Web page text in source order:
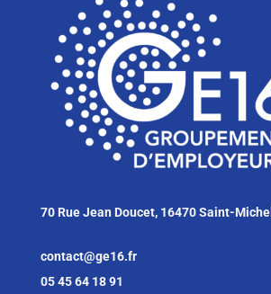
70 Rue Jean Doucet, 16470 Saint-Michel
contact@ge16.fr
05 45 64 18 91